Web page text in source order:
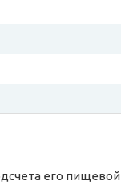
его пищевой